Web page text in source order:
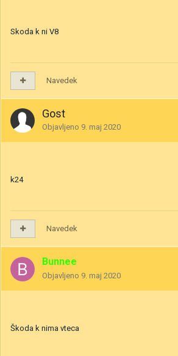
Skoda k ni V8
Navedek
Gost
Objavljeno 9. maj 2020
k24
Navedek
Bunnee
Objavljeno 9. maj 2020
Škoda k nima vteca